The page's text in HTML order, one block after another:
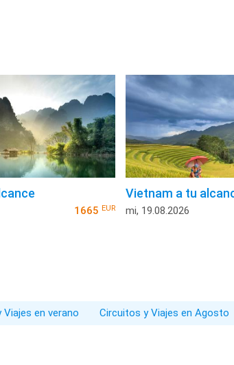
1665EUR
Vietnam a tu
mi, 19.08.2026
en verano
Circuitos y Viajes en Agosto